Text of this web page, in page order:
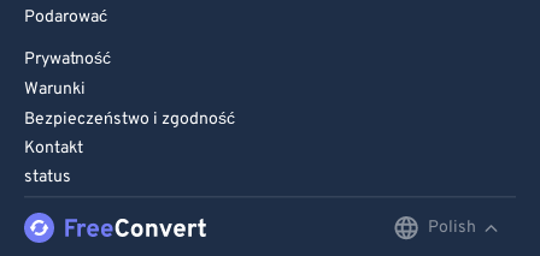
Podarować
Prywatność
Warunki
Bezpieczeństwo i zgodność
Kontakt
status
Polish